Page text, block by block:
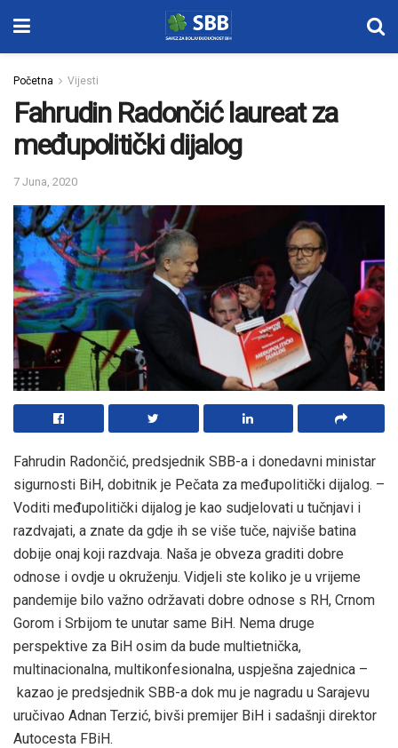
Početna Vijesti
Fahrudin Radončić laureat za
međupolitički dijalog
7 Juna, 2020
Fahrudin Radončić, predsjednik SBB-a i donedavni ministar
sigurnosti BiH, dobitnik je Pečata za međupolitički dijalog. –
Voditi međupolitički dijalog je kao sudjelovati u tučnjavi i
razdvajati, a znate da gdje ih se više tuče, najviše batina
dobije onaj koji razdvaja. Naša je obveza graditi dobre
odnose i ovdje u okruženju. Vidjeli ste koliko je u vrijeme
pandemije bilo važno održavati dobre odnose s RH, Crnom
Gorom i Srbijom te unutar same BiH. Nema druge
perspektive za BiH osim da bude multietnička,
multinacionalna, multikonfesionalna, uspješna zajednica –
kazao je predsjednik SBB-a dok mu je nagradu u Sarajevu
uručivao Adnan Terzić, bivši premijer BiH i sadašnji direktor
Autocesta FBiH.